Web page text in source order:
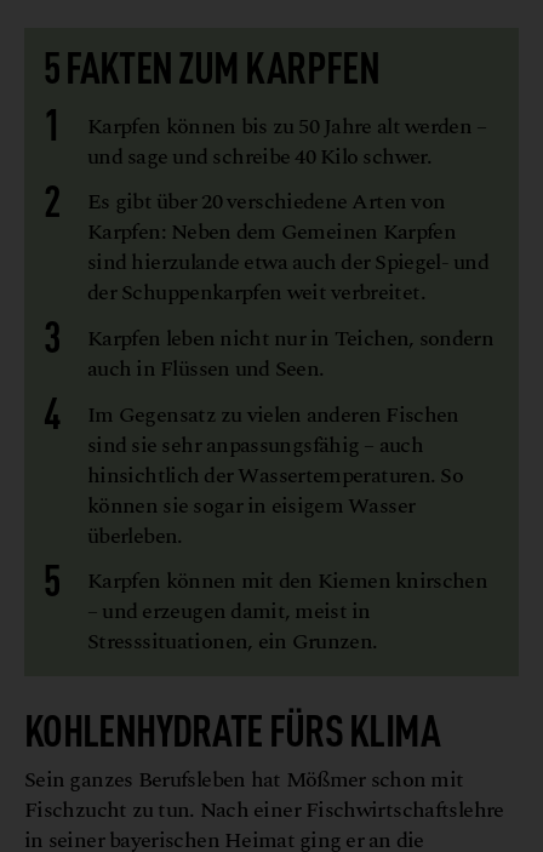
5 FAKTEN ZUM KARPFEN
Karpfen können bis zu 50 Jahre alt werden –
und sage und schreibe 40 Kilo schwer.
Es gibt über 20 verschiedene Arten von
Karpfen: Neben dem Gemeinen Karpfen
sind hierzulande etwa auch der Spiegel- und
der Schuppenkarpfen weit verbreitet.
Karpfen leben nicht nur in Teichen, sondern
auch in Flüssen und Seen.
Im Gegensatz zu vielen anderen Fischen
sind sie sehr anpassungsfähig – auch
hinsichtlich der Wassertemperaturen. So
können sie sogar in eisigem Wasser
überleben.
Karpfen können mit den Kiemen knirschen
– und erzeugen damit, meist in
Stresssituationen, ein Grunzen.
KOHLENHYDRATE FÜRS KLIMA
Sein ganzes Berufsleben hat Mößmer schon mit
Fischzucht zu tun. Nach einer Fischwirtschaftslehre
in seiner bayerischen Heimat ging er an die